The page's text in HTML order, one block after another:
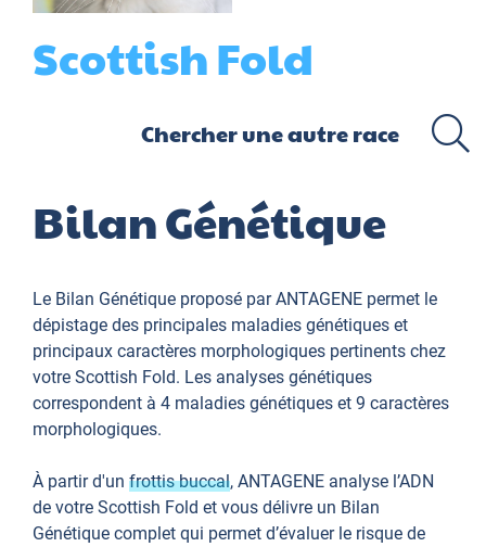
Scottish Fold
Bilan Génétique
Le Bilan Génétique proposé par ANTAGENE permet le
dépistage des principales maladies génétiques et
principaux caractères morphologiques pertinents chez
votre Scottish Fold. Les analyses génétiques
correspondent à 4 maladies génétiques et 9 caractères
morphologiques.
À partir d'un frottis buccal, ANTAGENE analyse l’ADN
de votre Scottish Fold et vous délivre un Bilan
Génétique complet qui permet d’évaluer le risque de